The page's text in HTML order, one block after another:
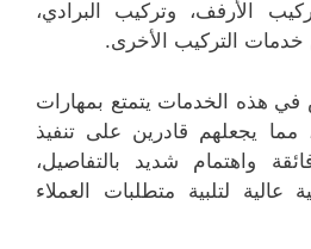
الأرفف، وتركيب البرادي،
خدمات التركيب الأخرى.
هذه الخدمات يتمتع بمهارات
مما يجعلهم قادرين على تنفيذ
واهتمام شديد بالتفاصيل،
عالية لتلبية متطلبات العملاء